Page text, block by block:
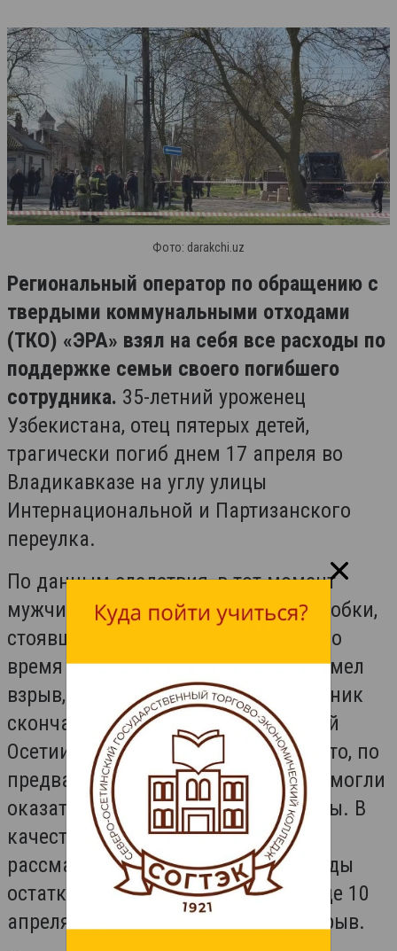
Фото: darakchi.uz
Региональный оператор по обращению с
твердыми коммунальными отходами
(ТКО) «ЭРА» взял на себя все расходы по
поддержке семьи своего погибшего
сотрудника. 35-летний уроженец
Узбекистана, отец пятерых детей,
трагически погиб днем 17 апреля во
Владикавказе на углу улицы
Интернациональной и Партизанского
переулка.
По данным следствия, в тот момент
мужчина загружал в мусоровоз коробки,
стоявшие рядом с контейнерами. Во
время прессования отходов прогремел
взрыв, от полученных травм сотрудник
скончался на месте. Глава Северной
Осетии Сергей Меняйло сообщил, что, по
предварительной версии, в мусоре могли
оказаться взрывоопасные предметы. В
качестве одной из версий
рассматривается попадание в отходы
остатков пиротехники со склада, где 10
апреля уже произошел крупный взрыв.